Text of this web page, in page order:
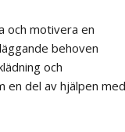
och motivera en
behoven
och
en del av hjälpen med